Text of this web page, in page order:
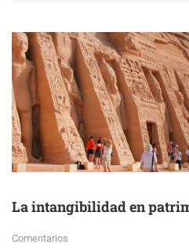
MARKETING
CULTURAL
La intangibilidad en
Comentarios